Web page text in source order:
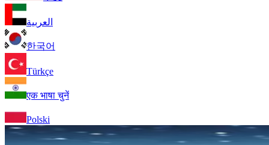
العربية
한국어
Türkçe
एक भाषा चुनें
Polski